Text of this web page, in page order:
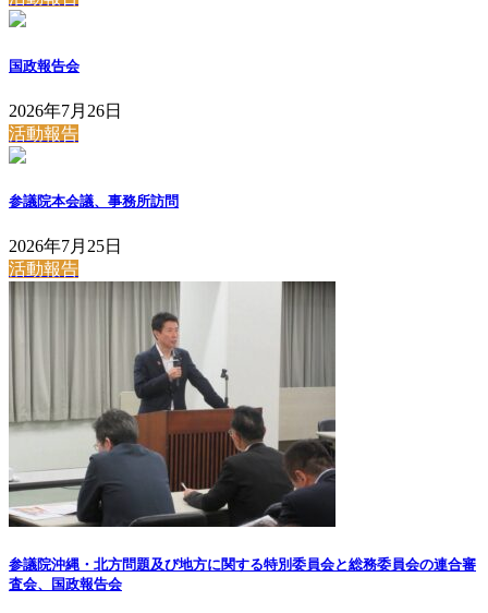
国政報告会
2026年7月26日
活動報告
参議院本会議、事務所訪問
2026年7月25日
活動報告
参議院沖縄・北方問題及び地方に関する特別委員会と総務委員会の連合審
査会、国政報告会